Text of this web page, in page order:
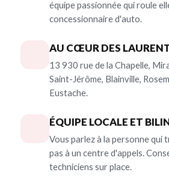
équipe passionnée qui roule
concessionnaire d'auto.
AU CŒUR DES
13 930 rue de la Chapelle,
Saint-Jérôme, Blainville,
Eustache.
ÉQUIPE LOCALE ET
Vous parlez à la personne qui
pas à un centre d'appels.
techniciens sur place.